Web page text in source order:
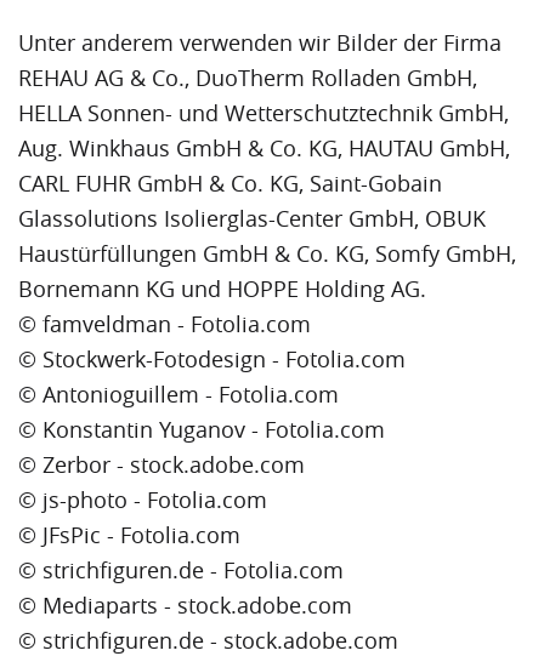
Unter anderem verwenden wir Bilder der Firma
REHAU AG & Co., DuoTherm Rolladen GmbH,
HELLA Sonnen- und Wetterschutztechnik GmbH,
Aug. Winkhaus GmbH & Co. KG, HAUTAU GmbH,
CARL FUHR GmbH & Co. KG, Saint-Gobain
Glassolutions Isolierglas-Center GmbH, OBUK
Haustürfüllungen GmbH & Co. KG, Somfy GmbH,
Bornemann KG und HOPPE Holding AG.
© famveldman - Fotolia.com
© Stockwerk-Fotodesign - Fotolia.com
© Antonioguillem - Fotolia.com
© Konstantin Yuganov - Fotolia.com
© Zerbor - stock.adobe.com
© js-photo - Fotolia.com
© JFsPic - Fotolia.com
© strichfiguren.de - Fotolia.com
© Mediaparts - stock.adobe.com
© strichfiguren.de - stock.adobe.com